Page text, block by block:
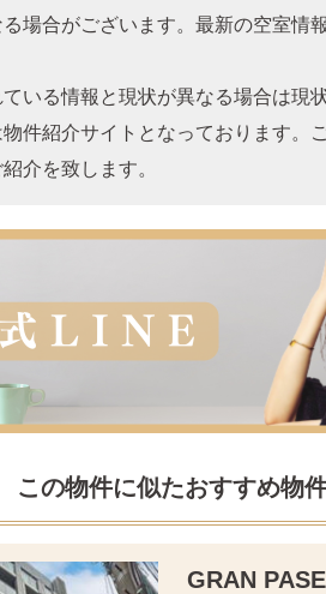
場合がございます。最新の空室情
いる情報と現状が異なる場合は現
件紹介サイトとなっております。
介を致します。
この物件に似たおすすめ物
GRAN